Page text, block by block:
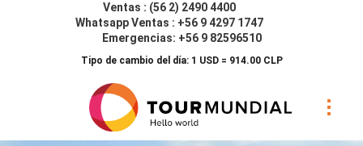
Ventas : (56 2) 2490 4400
Whatsapp Ventas : +56 9 4297 1747
Emergencias: +56 9 82596510
Tipo de cambio del día: 1 USD = 914.00 CLP